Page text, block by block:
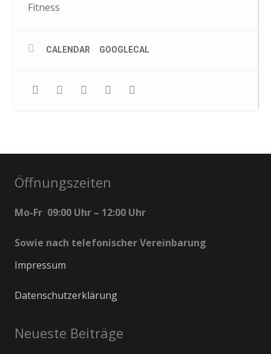
Fitness
CALENDAR GOOGLECAL
Öffnungszeiten
Mo-Fr 09:00 Uhr – 12:00 Uhr
Sowie nach telefonischer Vereinbarung
Impressum
Datenschutzerklärung
Neueste Beiträge